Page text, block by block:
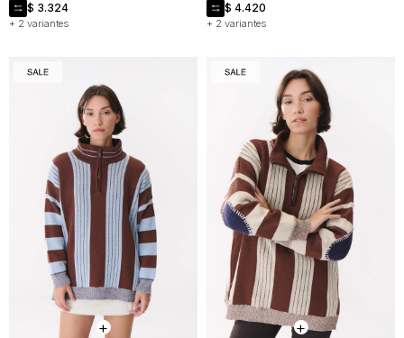
+ 2 variantes
$ 3.324
+ 2 variantes
$ 4.420